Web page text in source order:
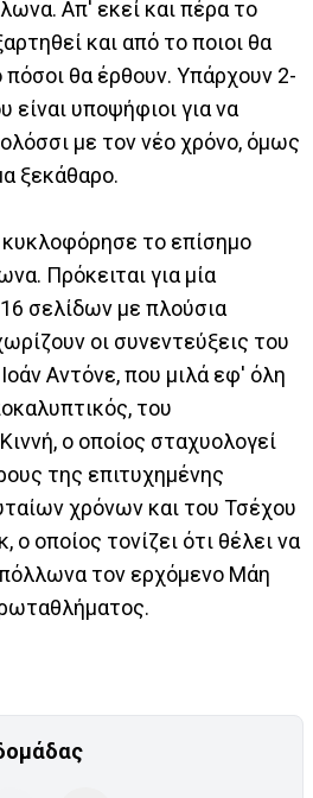
Απ' εκεί και πέρα το
και από το ποιοι θα
θα έρθουν. Υπάρχουν 2-
είναι υποψήφιοι για να
με τον νέο χρόνο, όμως
ξεκάθαρο.
κυκλοφόρησε το επίσημο
Πρόκειται για μία
σελίδων με πλούσια
οι συνεντεύξεις του
Αντόνε, που μιλά εφ' όλη
του
ο οποίος σταχυολογεί
της επιτυχημένης
χρόνων και του Τσέχου
ο οποίος τονίζει ότι θέλει να
τον ερχόμενο Μάη